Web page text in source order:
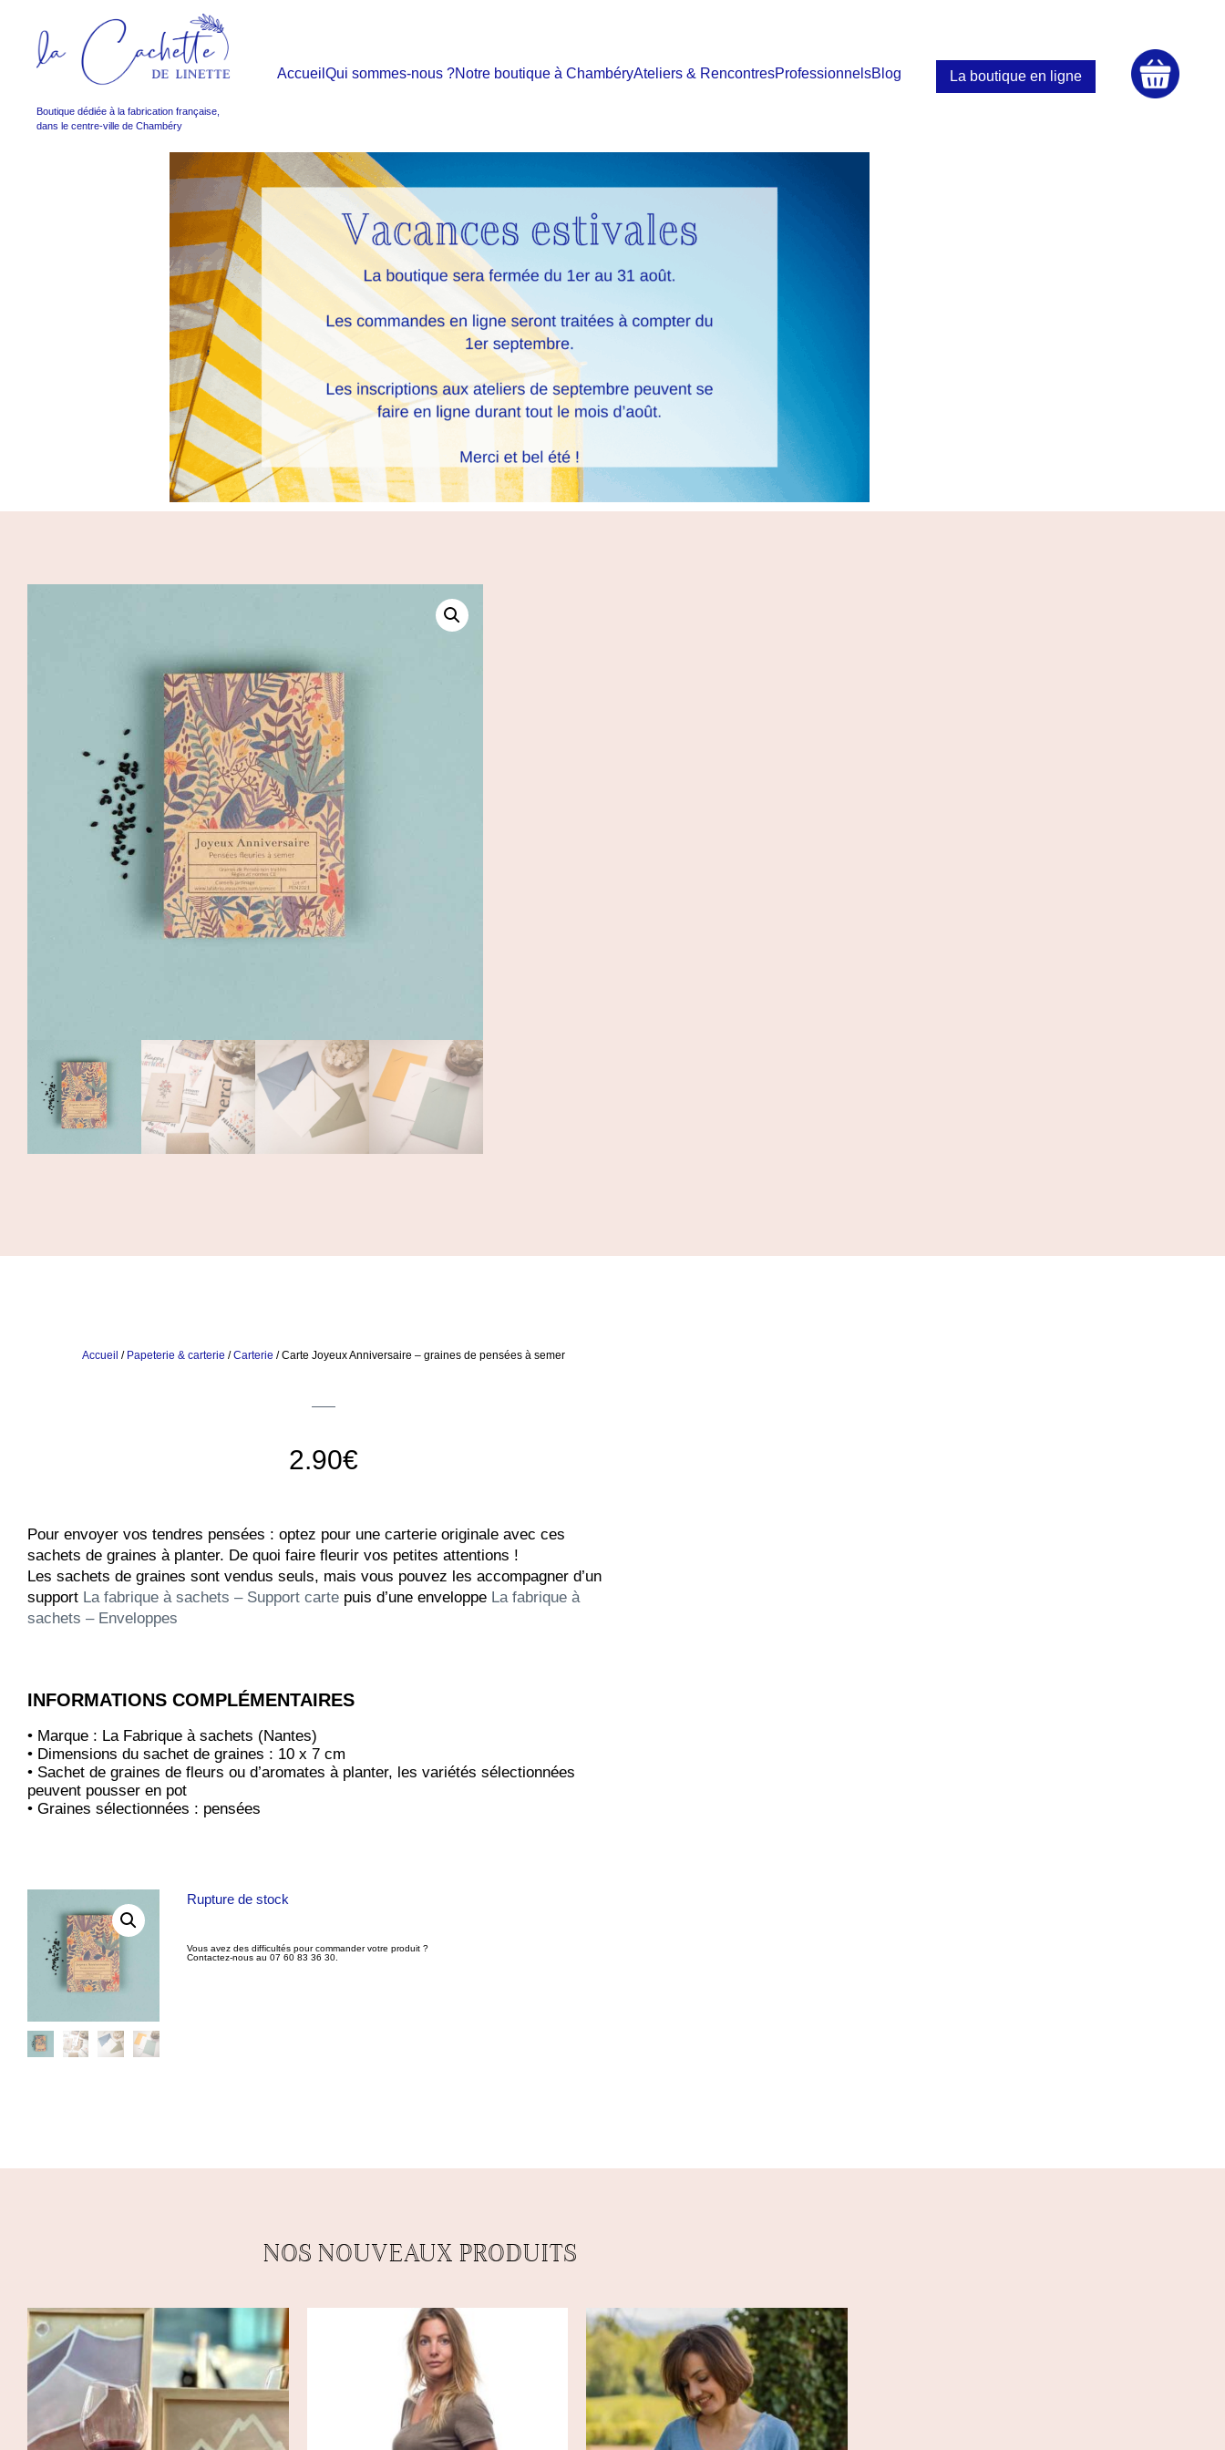
Boutique dédiée à la fabrication française,
dans le centre-ville de Chambéry
Accueil Qui sommes-nous ?Notre boutique à ChambéryAteliers & RencontresProfessionnelsBlog La boutique en ligne
Accueil / Papeterie & carterie /Carterie / Carte Joyeux Anniversaire – graines de pensées à semer
2.90€
Pour envoyer vos tendres pensées : optez pour une carterie originale avec ces
sachets de graines à planter. De quoi faire fleurir vos petites attentions !
Les sachets de graines sont vendus seuls, mais vous pouvez les accompagner d’un
support La fabrique à sachets – Support carte puis d’une enveloppe La fabrique à
sachets – Enveloppes
INFORMATIONS COMPLÉMENTAIRES
• Marque : La Fabrique à sachets (Nantes)
• Dimensions du sachet de graines : 10 x 7 cm
• Sachet de graines de fleurs ou d’aromates à planter, les variétés sélectionnées
peuvent pousser en pot
• Graines sélectionnées : pensées
Rupture de stock
Vous avez des difficultés pour commander votre produit ?
Contactez-nous au 07 60 83 36 30.
NOS NOUVEAUX PRODUITS